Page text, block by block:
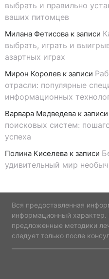
выбрать и правильно
ваших питомцев
Милана Фетисова к записи
выбрать, играть и
азартных играх
Мирон Королев к записи
отрасли: популярные
информационных
Варвара Медведева к записи
поисковых систем:
успеха
Полина Киселева к записи
удивительный мир
Вся предоставленная
информационный характер.
предложенные методики
следует только после